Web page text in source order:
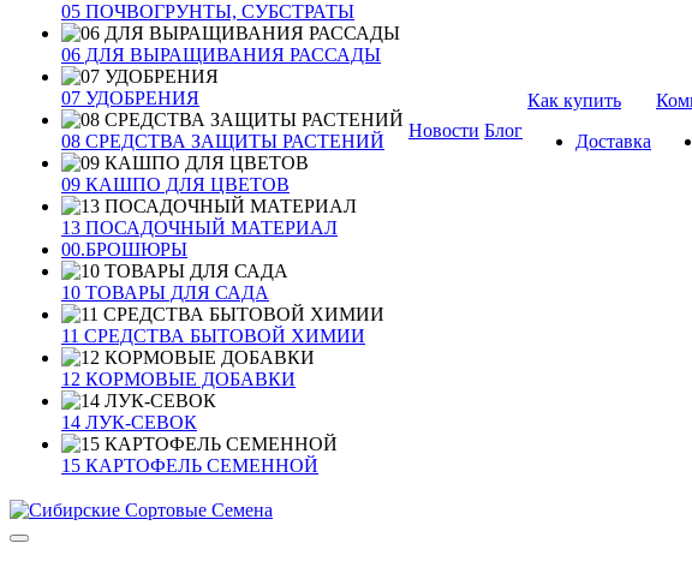
05 ПОЧВОГРУНТЫ, СУБСТРАТЫ
06 ДЛЯ ВЫРАЩИВАНИЯ РАССАДЫ
07 УДОБРЕНИЯ
08 СРЕДСТВА ЗАЩИТЫ РАСТЕНИЙ
09 КАШПО ДЛЯ ЦВЕТОВ
13 ПОСАДОЧНЫЙ МАТЕРИАЛ
00.БРОШЮРЫ
10 ТОВАРЫ ДЛЯ САДА
11 СРЕДСТВА БЫТОВОЙ ХИМИИ
12 КОРМОВЫЕ ДОБАВКИ
14 ЛУК-СЕВОК
15 КАРТОФЕЛЬ СЕМЕННОЙ
Новости Блог
Как купить
Доставка